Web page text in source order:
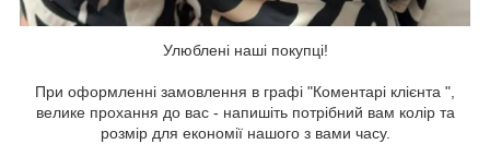
Улюблені наші покупці!
При оформленні замовлення в графі "Коментарі клієнта ",
велике прохання до вас - напишіть потрібний вам колір та
розмір для економії нашого з вами часу.